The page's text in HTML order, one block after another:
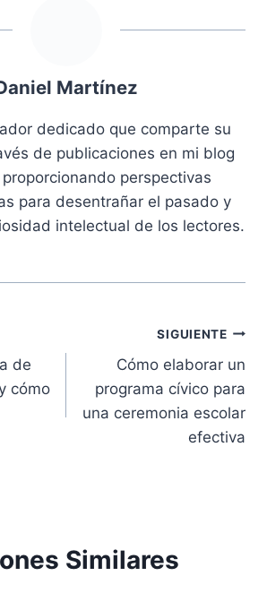
Martínez
dedicado que comparte su
de publicaciones en mi blog
perspectivas
para desentrañar el pasado y
intelectual de los lectores.
de
cómo
SIGUIENTE
Cómo elaborar un
programa cívico para
una ceremonia escolar
efectiva
Similares